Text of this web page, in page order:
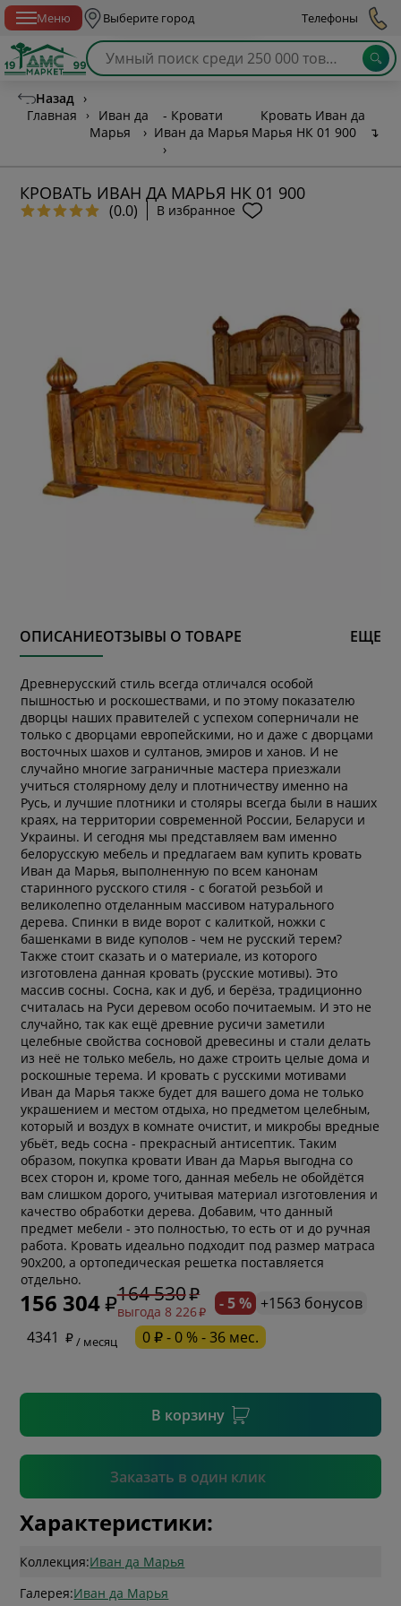
Меню Выберите город Телефоны
Назад ›
Главная
›
Иван да
Марья
›
- Кровати
Иван да Марья
›
Кровать Иван да
Марья НК 01 900
↴
КРОВАТЬ ИВАН ДА МАРЬЯ НК 01 900
(0.0) В избранное
ОПИСАНИЕОТЗЫВЫ О ТОВАРЕ ЕЩЕ
Древнерусский стиль всегда отличался особой
пышностью и роскошествами, и по этому показателю
дворцы наших правителей с успехом соперничали не
только с дворцами европейскими, но и даже с дворцами
восточных шахов и султанов, эмиров и ханов. И не
случайно многие заграничные мастера приезжали
учиться столярному делу и плотничеству именно на
Русь, и лучшие плотники и столяры всегда были в наших
краях, на территории современной России, Беларуси и
Украины. И сегодня мы представляем вам именно
белорусскую мебель и предлагаем вам купить кровать
Иван да Марья, выполненную по всем канонам
старинного русского стиля - с богатой резьбой и
великолепно отделанным массивом натурального
дерева. Спинки в виде ворот с калиткой, ножки с
башенками в виде куполов - чем не русский терем?
Также стоит сказать и о материале, из которого
изготовлена данная кровать (русские мотивы). Это
массив сосны. Сосна, как и дуб, и берёза, традиционно
считалась на Руси деревом особо почитаемым. И это не
случайно, так как ещё древние русичи заметили
целебные свойства сосновой древесины и стали делать
из неё не только мебель, но даже строить целые дома и
роскошные терема. И кровать с русскими мотивами
Иван да Марья также будет для вашего дома не только
украшением и местом отдыха, но предметом целебным,
который и воздух в комнате очистит, и микробы вредные
убьёт, ведь сосна - прекрасный антисептик. Таким
образом, покупка кровати Иван да Марья выгодна со
всех сторон и, кроме того, данная мебель не обойдётся
вам слишком дорого, учитывая материал изготовления и
качество обработки дерева. Добавим, что данный
предмет мебели - это полностью, то есть от и до ручная
работа. Кровать идеально подходит под размер матраса
90х200, а ортопедическая решетка поставляется
отдельно.
156 304 164 530
выгода 8 226 - 5 % +1563 бонусов
4341
/ месяц 0 ₽ - 0 % - 36 мес.
В корзину
Заказать в один клик
* обязательное поле
* необязательное поле
Подтвердить
Характеристики:
Коллекция:Иван да Марья
Галерея:Иван да Марья